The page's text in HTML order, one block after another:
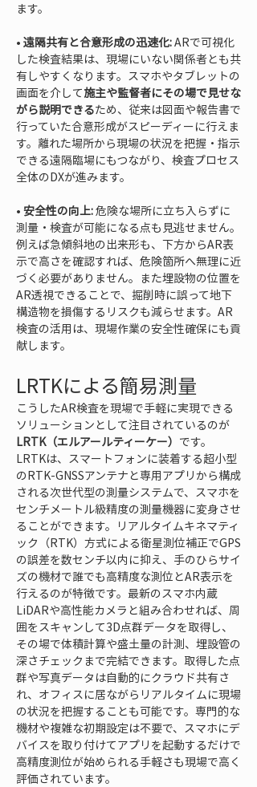
• 遠隔共有と合意形成の迅速化: ARで可視化
した検査結果は、現場にいない関係者とも共
有しやすくなります。スマホやタブレットの
画面を介して施主や監督者にその場で見せな
がら説明できるため、従来は図面や報告書で
行っていた合意形成がスピーディーに行えま
す。離れた場所から現場の状況を把握・指示
できる遠隔臨場にもつながり、検査プロセス
• 安全性の向上: 危険な場所に立ち入らずに
測量・検査が可能になる点も見逃せません。
例えば急傾斜地の出来形も、下方からAR表
示で高さを確認すれば、危険箇所へ無理に近
づく必要がありません。また埋設物の位置を
AR透視できることで、掘削時に誤って地下
構造物を損傷するリスクも減らせます。AR
検査の活用は、現場作業の安全性確保にも貢
献します。
LRTKによる簡易測量
こうしたAR検査を現場で手軽に実現できる
ソリューションとして注目されているのが
LRTK（エルアールティーケー） です。
LRTKは、スマートフォンに装着する超小型
のRTK-GNSSアンテナと専用アプリから構成
される次世代型の測量システムで、スマホを
センチメートル級精度の測量機器に変身させ
ることができます。リアルタイムキネマティ
ック（RTK）方式による衛星測位補正でGPS
の誤差を数センチ以内に抑え、手のひらサイ
ズの機材で誰でも高精度な測位とAR表示を
行えるのが特徴です。最新のスマホ内蔵
LiDARや高性能カメラと組み合わせれば、周
囲をスキャンして3D点群データを取得し、
その場で体積計算や盛土量の計測、埋設管の
深さチェックまで完結できます。取得した点
群や写真データは自動的にクラウド共有さ
れ、オフィスに居ながらリアルタイムに現場
の状況を把握することも可能です。専門的な
機材や複雑な初期設定は不要で、スマホにデ
バイスを取り付けてアプリを起動するだけで
高精度測位が始められる手軽さも現場で高く
評価されています。